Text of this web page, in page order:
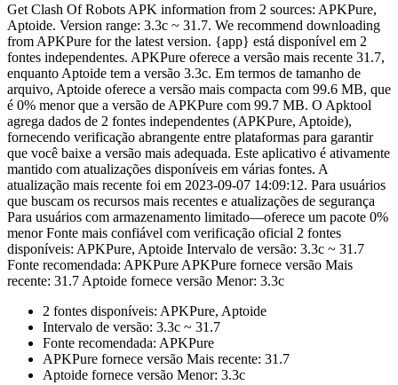
Get Clash Of Robots APK information from 2 sources: APKPure,
Aptoide. Version range: 3.3c ~ 31.7. We recommend downloading
from APKPure for the latest version. {app} está disponível em 2
fontes independentes. APKPure oferece a versão mais recente 31.7,
enquanto Aptoide tem a versão 3.3c. Em termos de tamanho de
arquivo, Aptoide oferece a versão mais compacta com 99.6 MB, que
é 0% menor que a versão de APKPure com 99.7 MB. O Apktool
agrega dados de 2 fontes independentes (APKPure, Aptoide),
fornecendo verificação abrangente entre plataformas para garantir
que você baixe a versão mais adequada. Este aplicativo é ativamente
mantido com atualizações disponíveis em várias fontes. A
atualização mais recente foi em 2023-09-07 14:09:12. Para usuários
que buscam os recursos mais recentes e atualizações de segurança
Para usuários com armazenamento limitado—oferece um pacote 0%
menor Fonte mais confiável com verificação oficial 2 fontes
disponíveis: APKPure, Aptoide Intervalo de versão: 3.3c ~ 31.7
Fonte recomendada: APKPure APKPure fornece versão Mais
recente: 31.7 Aptoide fornece versão Menor: 3.3c
2 fontes disponíveis: APKPure, Aptoide
Intervalo de versão: 3.3c ~ 31.7
Fonte recomendada: APKPure
APKPure fornece versão Mais recente: 31.7
Aptoide fornece versão Menor: 3.3c